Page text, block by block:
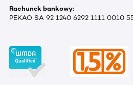
Rachunek bankowy:
PEKAO SA 92 1240 6292 1111 0010